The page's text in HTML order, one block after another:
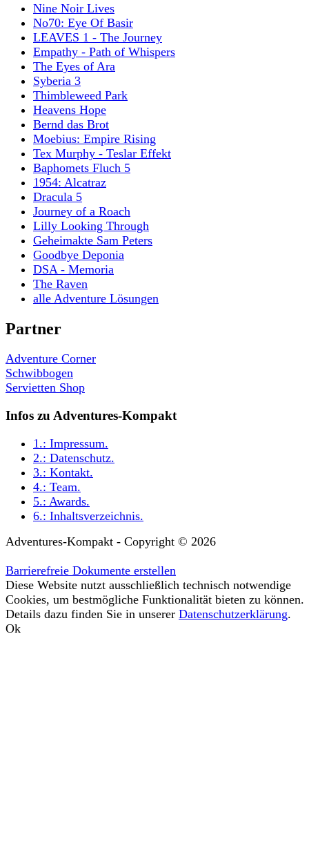
Nine Noir Lives
No70: Eye Of Basir
LEAVES 1 - The Journey
Empathy - Path of Whispers
The Eyes of Ara
Syberia 3
Thimbleweed Park
Heavens Hope
Bernd das Brot
Moebius: Empire Rising
Tex Murphy - Teslar Effekt
Baphomets Fluch 5
1954: Alcatraz
Dracula 5
Journey of a Roach
Lilly Looking Through
Geheimakte Sam Peters
Goodbye Deponia
DSA - Memoria
The Raven
alle Adventure Lösungen
Partner
Adventure Corner
Schwibbogen
Servietten Shop
Infos zu Adventures-Kompakt
1.: Impressum.
2.: Datenschutz.
3.: Kontakt.
4.: Team.
5.: Awards.
6.: Inhaltsverzeichnis.
Adventures-Kompakt - Copyright © 2026
Barrierefreie Dokumente erstellen
Diese Website nutzt ausschließlich technisch notwendige
Cookies, um bestmögliche Funktionalität bieten zu können.
Details dazu finden Sie in unserer Datenschutzerklärung.
Ok